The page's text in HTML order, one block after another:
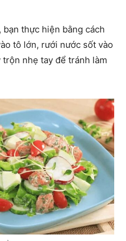
thực hiện bằng cách
tô lớn, rưới nước sốt vào
nhẹ tay để tránh làm